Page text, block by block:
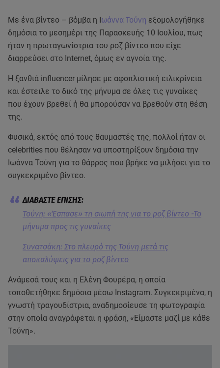
Με ένα βίντεο – βόμβα η Ιωάννα Τούνη εξομολογήθηκε
δημόσια το μεσημέρι της Παρασκευής 10 Ιουλίου, πως
ήταν η πρωταγωνίστρια του ροζ βίντεο που είχε
διαρρεύσει στο Internet, όμως εν αγνοία της.
Η ξανθιά influencer μίλησε με αφοπλιστική ειλικρίνεια
και έστειλε το δικό της μήνυμα σε όλες τις γυναίκες
που έχουν βρεθεί ή θα μπορούσαν να βρεθούν στη θέση
της.
Φυσικά, εκτός από τους θαυμαστές της, πολλοί ήταν οι
celebrities που θέλησαν να υποστηρίξουν δημόσια την
Ιωάννα Τούνη για το θάρρος που βρήκε να μιλήσει για το
συγκεκριμένο βίντεο.
Τούνη: «Έσπασε» τη σιωπή της για το ροζ βίντεο -Το
μήνυμα προς τις γυναίκες
Συνατσάκη: Στο πλευρό της Τούνη μετά τις
αποκαλύψεις για το ροζ βίντεο
Ανάμεσά τους και η Ελένη Φουρέρα, η οποία
τοποθετήθηκε δημόσια μέσω Instagram. Συγκεκριμένα, η
γνωστή τραγουδίστρια, αναδημοσίευσε τη φωτογραφία
στην οποία αναγράφεται η φράση, «Είμαστε μαζί με κάθε
Τούνη».